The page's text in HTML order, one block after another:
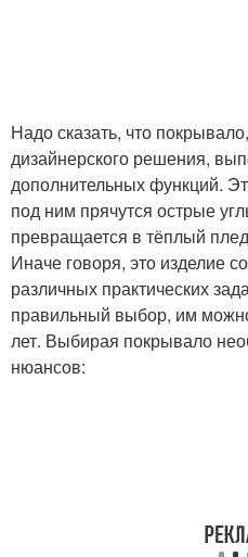
Надо сказать, что
дизайнерского решения,
дополнительных функций.
под ним прячутся острые
превращается в тёплый
Иначе говоря, это изделие
различных практических
правильный выбор, им
лет. Выбирая покрывало
нюансов: